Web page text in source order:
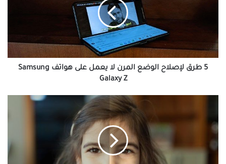
يعمل
على
هواتف
Samsung
5 طرق لإصلاح الوضع المرن لا يعمل على هواتف Samsung
Galaxy Z
صورتين
جنبًا
إلى